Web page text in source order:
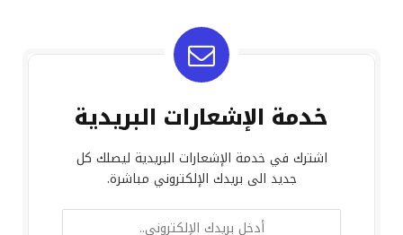
خدمة الإشعارات البريدية
اشترك في خدمة الإشعارات البريدية ليصلك كل
جديد الى بريدك الإلكتروني مباشرة.